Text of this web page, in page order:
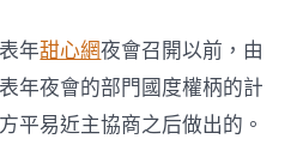
年甜心網夜會召開以前，由
年夜會的部門國度權柄的計
方平易近主協商之后做出的。